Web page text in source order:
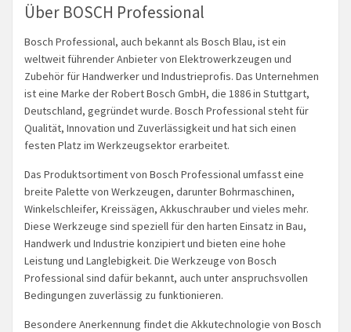
Über BOSCH Professional
Bosch Professional, auch bekannt als Bosch Blau, ist ein
weltweit führender Anbieter von Elektrowerkzeugen und
Zubehör für Handwerker und Industrieprofis. Das Unternehmen
ist eine Marke der Robert Bosch GmbH, die 1886 in Stuttgart,
Deutschland, gegründet wurde. Bosch Professional steht für
Qualität, Innovation und Zuverlässigkeit und hat sich einen
festen Platz im Werkzeugsektor erarbeitet.
Das Produktsortiment von Bosch Professional umfasst eine
breite Palette von Werkzeugen, darunter Bohrmaschinen,
Winkelschleifer, Kreissägen, Akkuschrauber und vieles mehr.
Diese Werkzeuge sind speziell für den harten Einsatz in Bau,
Handwerk und Industrie konzipiert und bieten eine hohe
Leistung und Langlebigkeit. Die Werkzeuge von Bosch
Professional sind dafür bekannt, auch unter anspruchsvollen
Bedingungen zuverlässig zu funktionieren.
Besondere Anerkennung findet die Akkutechnologie von Bosch